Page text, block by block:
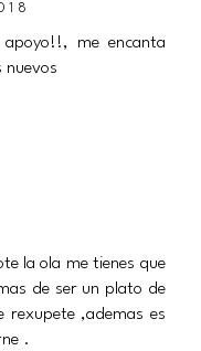
me encanta
nuevos
la ola me tienes que
de ser un plato de
rexupete ,ademas es
.